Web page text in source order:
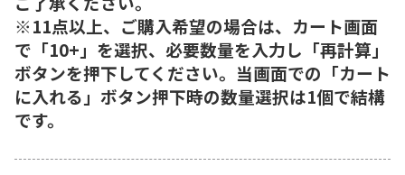
※11点以上、ご購入希望の場合は、カート画面
で「10+」を選択、必要数量を入力し「再計算」
ボタンを押下してください。当画面での「カート
に入れる」ボタン押下時の数量選択は1個で結構
です。